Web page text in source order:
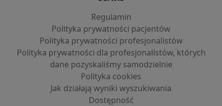
Regulamin
Polityka prywatności pacjentów
Polityka prywatności profesjonalistów
Polityka prywatności dla profesjonalistów, których
dane pozyskaliśmy samodzielnie
Polityka cookies
Jak działają wyniki wyszukiwania
Dostępność